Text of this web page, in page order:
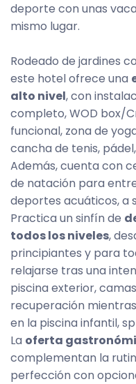
deporte con unas
mismo lugar.
Rodeado de jardines
este hotel ofrece una
alto nivel, con
completo, WOD box/
funcional, zona de
cancha de tenis,
Además, cuenta con
de natación para
deportes acuáticos, a
Practica un sinfín de
todos los niveles,
principiantes y para
relajarse tras una
piscina exterior,
recuperación
en la piscina infantil,
La oferta
complementan la
perfección con